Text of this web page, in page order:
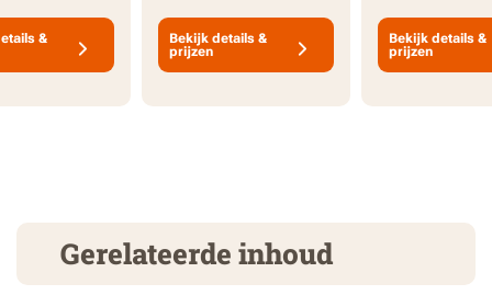
&
Bekijk details &
prijzen
Bekijk details &
prijzen
Gerelateerde inhoud